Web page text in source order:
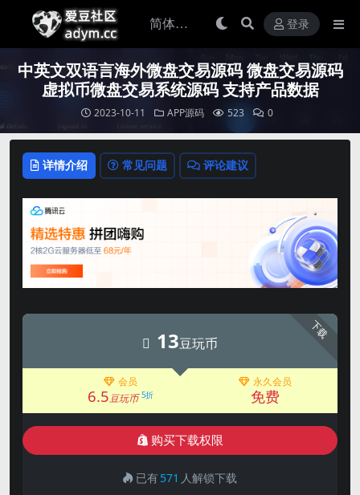
登录
中英文双语言海外微盘交易源码 微盘交易源码
虚拟币微盘交易系统源码 支持产品数据
2023-10-11 APP源码 523 0
详情介绍 常见问题 评论建议
下载
13豆玩币
会员
6.5豆玩币 5折
永久会员
免费
购买下载权限
已有571 人解锁下载